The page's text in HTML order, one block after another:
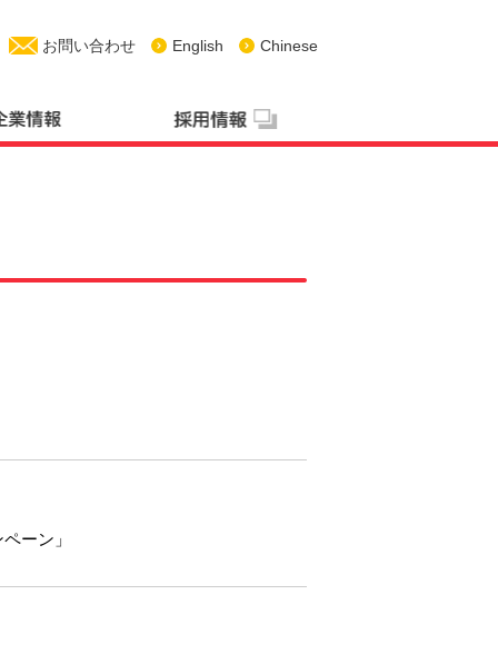
お問い合わせ English Chinese
ーン」